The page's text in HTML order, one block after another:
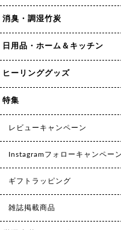
消臭・調湿竹炭
日用品・ホーム＆キッチン
ヒーリンググッズ
特集
レビューキャンペーン
Instagramフォローキャンペーン
ギフトラッピング
雑誌掲載商品